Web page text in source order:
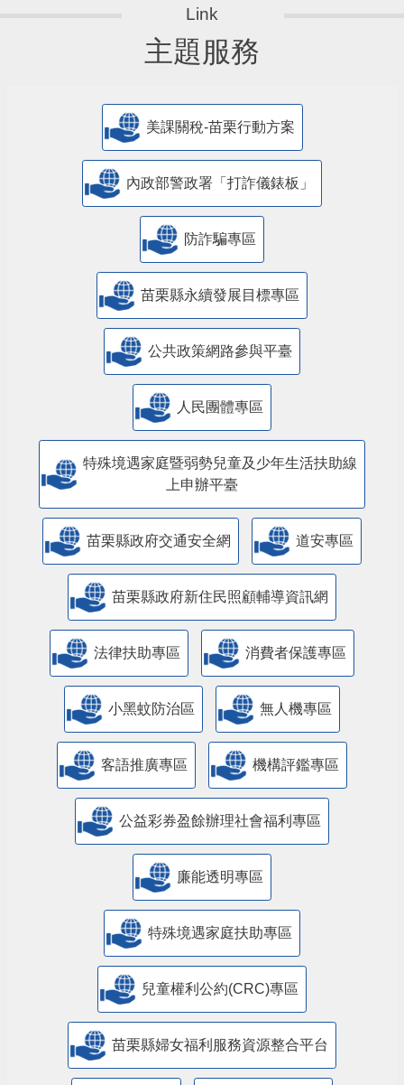
主題服務
美課關稅-苗栗行動方案
內政部警政署「打詐儀錶板」
防詐騙專區
苗栗縣永續發展目標專區
公共政策網路參與平臺
人民團體專區
特殊境遇家庭暨弱勢兒童及少年生活扶助線
上申辦平臺
苗栗縣政府交通安全網 道安專區
苗栗縣政府新住民照顧輔導資訊網
法律扶助專區 消費者保護專區
小黑蚊防治區 無人機專區
客語推廣專區 機構評鑑專區
公益彩券盈餘辦理社會福利專區
廉能透明專區
特殊境遇家庭扶助專區
兒童權利公約(CRC)專區
苗栗縣婦女福利服務資源整合平台